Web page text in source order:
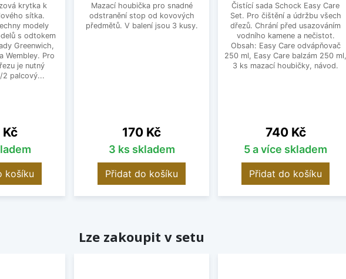
krytka k
sítka.
modely
s odtokem
Greenwich,
Wembley. Pro
je nutný
2 palcový...
Kč
košíku
Mazací houbička pro snadné
odstranění stop od kovových
předmětů. V balení jsou 3 kusy.
Cena
170 Kč
3 ks skladem
Přidat do košíku
Čistící sada Schock Easy Care
Set. Pro čištění a údržbu všech
dřezů. Chrání před usazováním
vodního kamene a nečistot.
Obsah: Easy Care odvápňovač
250 ml, Easy Care balzám 250 ml,
3 ks mazací houbičky, návod.
Cena
740 Kč
5 a více skladem
Přidat do košíku
Lze zakoupit v setu